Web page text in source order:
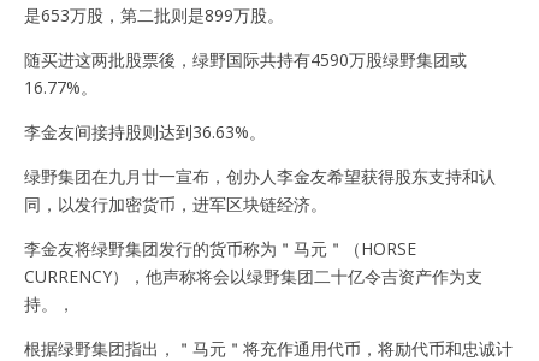
是653万股，第二批则是899万股。
随买进这两批股票後，绿野国际共持有4590万股绿野集团或
16.77%。
李金友间接持股则达到36.63%。
绿野集团在九月廿一宣布，创办人李金友希望获得股东支持和认
同，以发行加密货币，进军区块链经济。
李金友将绿野集团发行的货币称为＂马元＂（HORSE
CURRENCY），他声称将会以绿野集团二十亿令吉资产作为支
持。，
根据绿野集团指出，＂马元＂将充作通用代币，将励代币和忠诚计